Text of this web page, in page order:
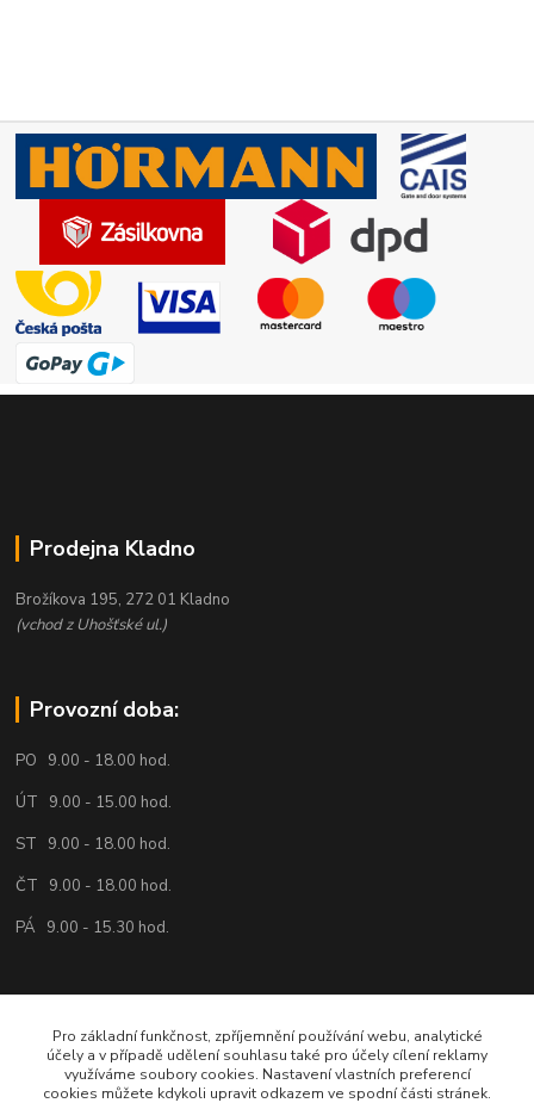
Prodejna Kladno
Brožíkova 195, 272 01 Kladno
(vchod z Uhošťské ul.)
Provozní doba:
PO 9.00 - 18.00 hod.
ÚT 9.00 - 15.00 hod.
ST 9.00 - 18.00 hod.
ČT 9.00 - 18.00 hod.
PÁ 9.00 - 15.30 hod.
734 161 818
Pro základní funkčnost, zpříjemnění používání webu, analytické
účely a v případě udělení souhlasu také pro účely cílení reklamy
využíváme soubory cookies. Nastavení vlastních preferencí
cookies můžete kdykoli upravit odkazem ve spodní části stránek.